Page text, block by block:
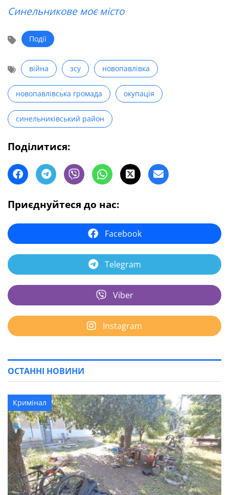
Синельникове моє місто
Події
війна зсу новопавлівка
новопавлівська громада окупація
синельниківський район
Поділитися:
Приєднуйтеся до нас:
Facebook
Telegram
Viber
Instagram
ОСТАННІ НОВИНИ
Кримінал